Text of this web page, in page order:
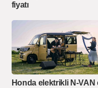
fiyatı
Honda elektrikli N-VAN